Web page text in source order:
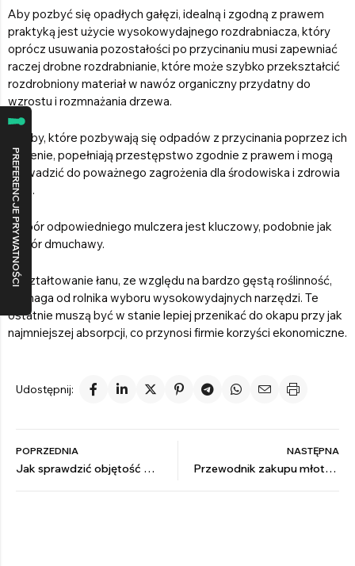
Aby pozbyć się opadłych gałęzi, idealną i zgodną z prawem
praktyką jest użycie wysokowydajnego rozdrabniacza, który
oprócz usuwania pozostałości po przycinaniu musi zapewniać
raczej drobne rozdrabnianie, które może szybko przekształcić
rozdrobniony materiał w nawóz organiczny przydatny do
wzrostu i rozmnażania drzewa.
Osoby, które pozbywają się odpadów z przycinania poprzez ich
spalenie, popełniają przestępstwo zgodnie z prawem i mogą
prowadzić do poważnego zagrożenia dla środowiska i zdrowia
ludzi.
Wybór odpowiedniego mulczera jest kluczowy, podobnie jak
wybór dmuchawy.
Ukształtowanie łanu, ze względu na bardzo gęstą roślinność,
wymaga od rolnika wyboru wysokowydajnych narzędzi. Te
ostatnie muszą być w stanie lepiej przenikać do okapu przy jak
najmniejszej absorpcji, co przynosi firmie korzyści ekonomiczne.
Udostępnij:
POPRZEDNIA
Jak sprawdzić objętość dysz
NASTĘPNA
Przewodnik zakupu młotków i noży bijakowych